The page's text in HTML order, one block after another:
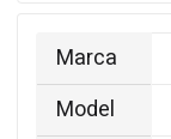
Marca
Model